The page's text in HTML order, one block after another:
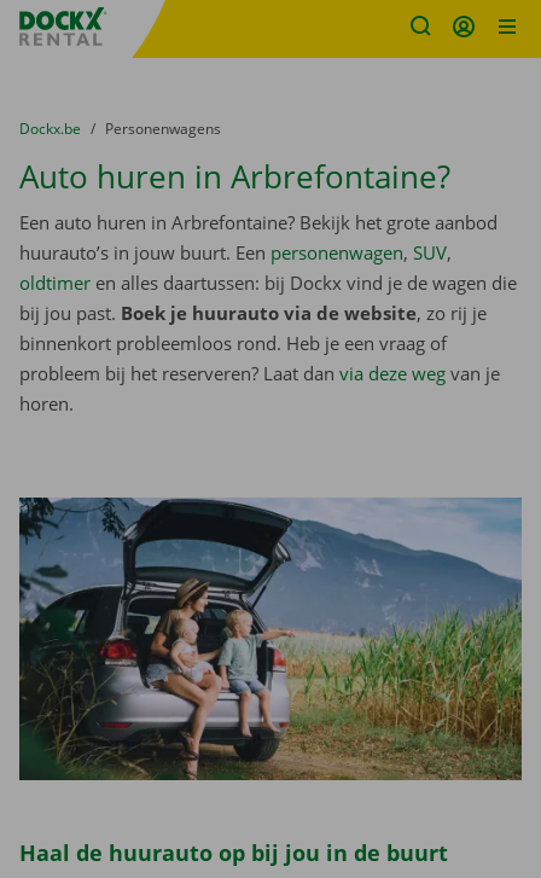
Fratello DEMO
U bevindt zich hier:
van
Dockx.be naar
Personenwagens
Auto huren in Arbrefontaine?
Een auto huren in Arbrefontaine? Bekijk het grote aanbod
huurauto’s in jouw buurt. Een personenwagen, SUV,
oldtimer en alles daartussen: bij Dockx vind je de wagen die
bij jou past. Boek je huurauto via de website, zo rij je
binnenkort probleemloos rond. Heb je een vraag of
probleem bij het reserveren? Laat dan via deze weg van je
horen.
Haal de huurauto op bij jou in de buurt